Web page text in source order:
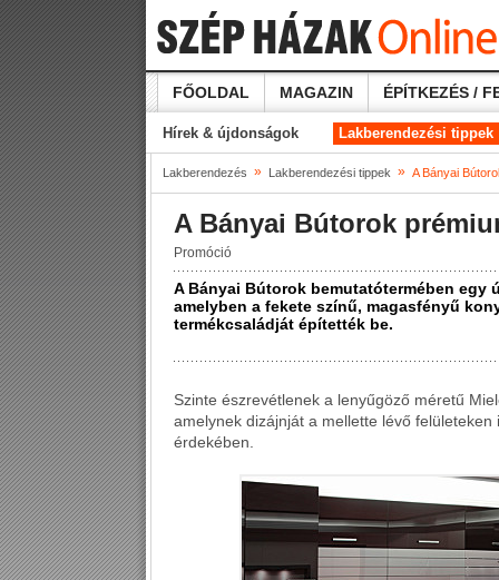
FŐOLDAL MAGAZIN ÉPÍTKEZÉS /
Hírek & újdonságok Lakberendezési tippek
Lakberendezés » Lakberendezési tippek » A Bányai
A Bányai Bútorok
Promóció
A Bányai Bútorok bemutatótermében
amelyben a fekete színű, magasfényű
termékcsaládját építették be.
Szinte észrevétlenek a lenyűgöző méretű
amelynek dizájnját a mellette lévő
érdekében.